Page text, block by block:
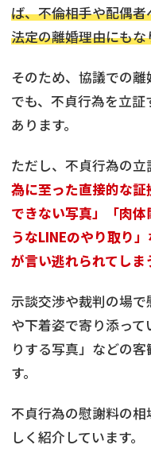
ば、不倫相手や配偶
法定の離婚理由にもな
そのため、協議での
でも、不貞行為を立
あります。
ただし、不貞行為の立
為に至った直接的な
できない写真」「肉
うなLINEのやり取り
が言い逃れられてしま
示談交渉や裁判の場
や下着姿で寄り添っ
りする写真」などの
す。
不貞行為の慰謝料の
しく紹介しています。